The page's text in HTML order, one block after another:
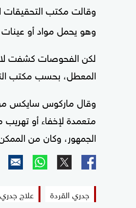
وقالت مكتب
وهو يحمل مواد أو عينات
لكن الفحوصات كشفت
المعطل، بحسب مكتب
وقال ماركوس سايكس من
متعمدة لإخفاء أو
الجمهور، وكان من
جدري القردة علاج